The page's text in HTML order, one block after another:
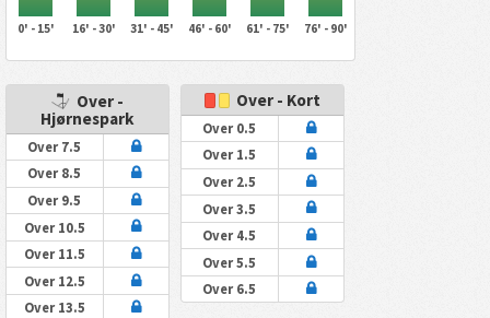
0' - 15' 16' - 30' 31' - 45' 46' - 60' 61' - 75' 76' - 90'
Over -
Hjørnespark
Over 7.5
Over 8.5
Over 9.5
Over 10.5
Over 11.5
Over 12.5
Over 13.5
Over - Kort
Over 0.5
Over 1.5
Over 2.5
Over 3.5
Over 4.5
Over 5.5
Over 6.5